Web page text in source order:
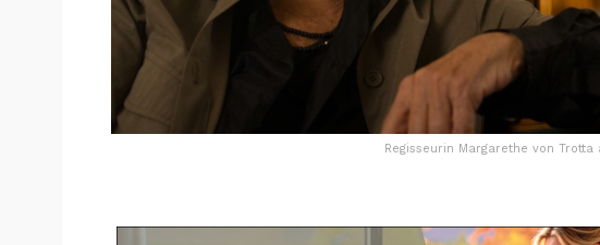
Regisseurin Margarethe von